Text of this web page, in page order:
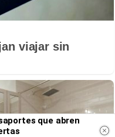
viajar sin
que abren